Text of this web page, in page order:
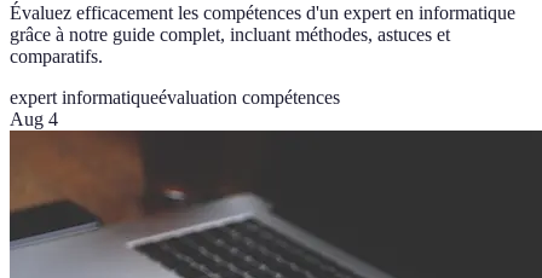
Évaluez efficacement les compétences d'un expert en informatique
grâce à notre guide complet, incluant méthodes, astuces et
comparatifs.
expert informatiqueévaluation compétences
Aug 4